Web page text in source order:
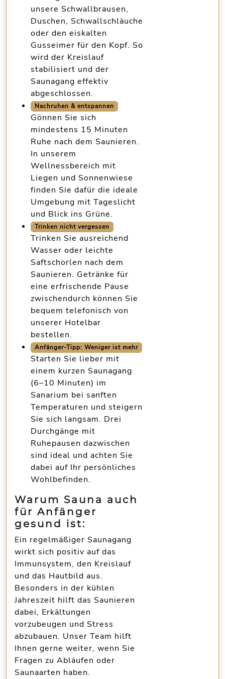
unsere Schwallbrausen,
Duschen, Schwallschläuche
oder den eiskalten
Gusseimer für den Kopf. So
wird der Kreislauf
stabilisiert und der
Saunagang effektiv
abgeschlossen.
Nachruhen & entspannen
Gönnen Sie sich
mindestens 15 Minuten
Ruhe nach dem Saunieren.
In unserem
Wellnessbereich mit
Liegen und Sonnenwiese
finden Sie dafür die ideale
Umgebung mit Tageslicht
und Blick ins Grüne.
Trinken nicht vergessen
Trinken Sie ausreichend
Wasser oder leichte
Saftschorlen nach dem
Saunieren. Getränke für
eine erfrischende Pause
zwischendurch können Sie
bequem telefonisch von
unserer Hotelbar
bestellen.
Anfänger-Tipp: Weniger ist mehr
Starten Sie lieber mit
einem kurzen Saunagang
(6–10 Minuten) im
Sanarium bei sanften
Temperaturen und steigern
Sie sich langsam. Drei
Durchgänge mit
Ruhepausen dazwischen
sind ideal und achten Sie
dabei auf Ihr persönliches
Wohlbefinden.
Warum Sauna auch
für Anfänger
gesund ist:
Ein regelmäßiger Saunagang
wirkt sich positiv auf das
Immunsystem, den Kreislauf
und das Hautbild aus.
Besonders in der kühlen
Jahreszeit hilft das Saunieren
dabei, Erkältungen
vorzubeugen und Stress
abzubauen. Unser Team hilft
Ihnen gerne weiter, wenn Sie
Fragen zu Abläufen oder
Saunaarten haben.